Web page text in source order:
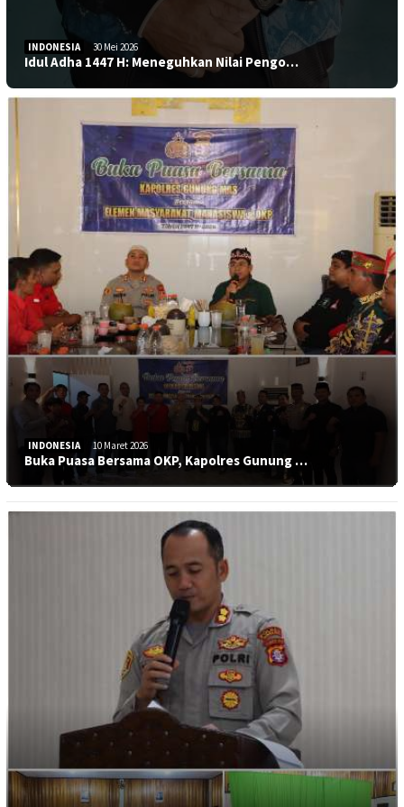
INDONESIA 30 Mei 2026
Idul Adha 1447 H: Meneguhkan Nilai Pengo…
INDONESIA 10 Maret 2026
Buka Puasa Bersama OKP, Kapolres Gunung …